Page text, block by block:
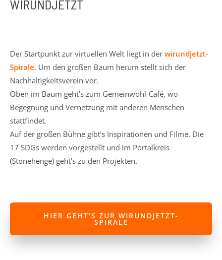
WIRUNDJETZT
Der Startpunkt zur virtuellen Welt liegt in der wirundjetzt-
Spirale. Um den großen Baum herum stellt sich der
Nachhaltigkeitsverein vor.
Oben im Baum geht’s zum Gemeinwohl-Café, wo
Begegnung und Vernetzung mit anderen Menschen
stattfindet.
Auf der großen Bühne gibt’s Inspirationen und Filme. Die
17 SDGs werden vorgestellt und im Portalkreis
(Stonehenge) geht’s zu den Projekten.
HIER GEHT'S ZUR WIRUNDJETZT-
SPIRALE